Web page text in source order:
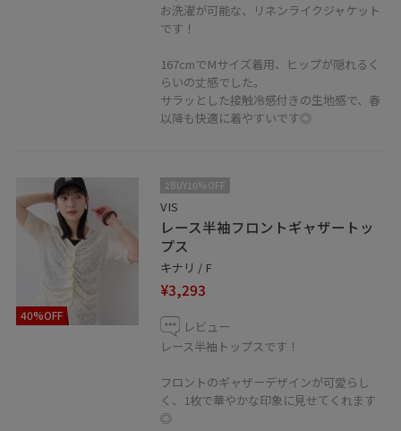
＿＿＿＿＿＿＿＿＿＿＿＿＿＿＿＿＿＿＿
すぐにご覧いただけます◎
＿＿＿＿＿＿＿＿＿＿＿＿＿＿＿＿＿＿＿
二子玉川ライズショッピングセンター
タウンフロント4F
〒158-0094 東京都世田谷区玉川2-21-1
＿＿＿＿＿＿＿＿＿＿＿＿＿＿＿＿＿＿＿
お洗濯が可能な、リネンライクジャケット
です！
167cmでMサイズ着用、ヒップが隠れるく
らいの丈感でした。
サラッとした接触冷感付きの生地感で、春
以降も快適に着やすいです◎
40%OFF
2BUY10%OFF
VIS
レース半袖フロントギャザートッ
プス
キナリ / F
¥3,293
レビュー
レース半袖トップスです！
フロントのギャザーデザインが可愛らし
く、1枚で華やかな印象に見せてくれます
◎